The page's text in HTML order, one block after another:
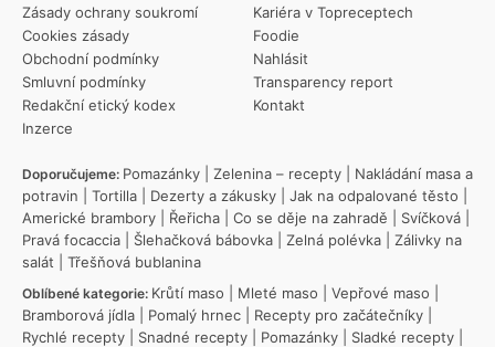
Zásady ochrany soukromí
Cookies zásady
Obchodní podmínky
Smluvní podmínky
Redakční etický kodex
Inzerce
Kariéra v Topreceptech
Foodie
Nahlásit
Transparency report
Kontakt
Doporučujeme: Pomazánky Zelenina – recepty
Nakládání masa a
potravin
Tortilla Dezerty a zákusky Jak na odpalované těsto
Americké brambory
Řeřicha Co se děje na zahradě Svíčková
Pravá focaccia
Šlehačková bábovka Zelná polévka
Zálivky na
salát
Třešňová bublanina
Oblíbené kategorie: Krůtí maso Mleté maso Vepřové maso
Bramborová jídla
Pomalý hrnec Recepty pro začátečníky
Rychlé recepty
Snadné recepty Pomazánky Sladké recepty